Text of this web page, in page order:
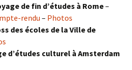
de fin d’études à Rome–
rendu – Photos
des écoles de la Ville de
d’études culturel à Amsterdam